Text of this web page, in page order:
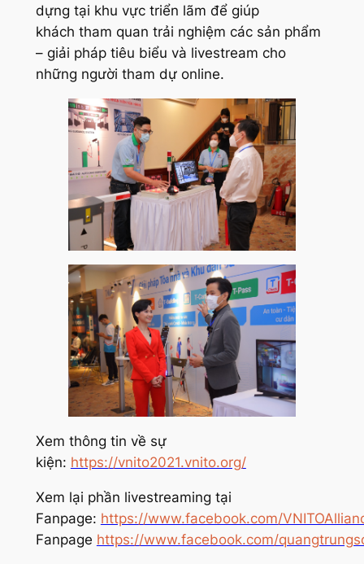
dựng tại khu vực triển lãm để giúp
khách tham quan trải nghiệm các sản phẩm
– giải pháp tiêu biểu và livestream cho
những người tham dự online.
Xem thông tin về sự
kiện: https://vnito2021.vnito.org/
Xem lại phần livestreaming tại
Fanpage: https://www.facebook.com/
Fanpage https://www.facebook.com/